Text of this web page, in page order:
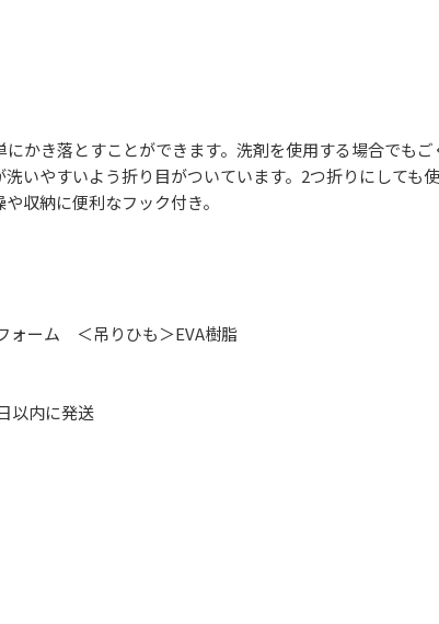
かき落とすことができます。洗剤を使用する場合でもご
いやすいよう折り目がついています。2つ折りにしても使
収納に便利なフック付き。
ォーム ＜吊りひも＞EVA樹脂
以内に発送